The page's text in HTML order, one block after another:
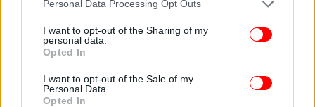
not limited to your visit or usage behaviour. You may click to
grant or deny consent to Google and its third-party tags to
use your data for below specified purposes in below Google
consent section.
Personal Data Processing Opt Outs
I want to opt-out of the Sharing of my
personal data.
Opted In
I want to opt-out of the Sale of my
Personal Data.
Opted In